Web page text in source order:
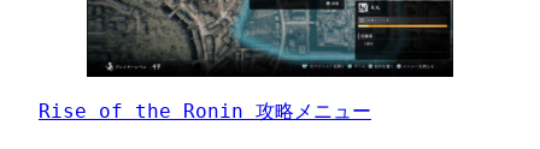
Rise of the Ronin 攻略メニュー